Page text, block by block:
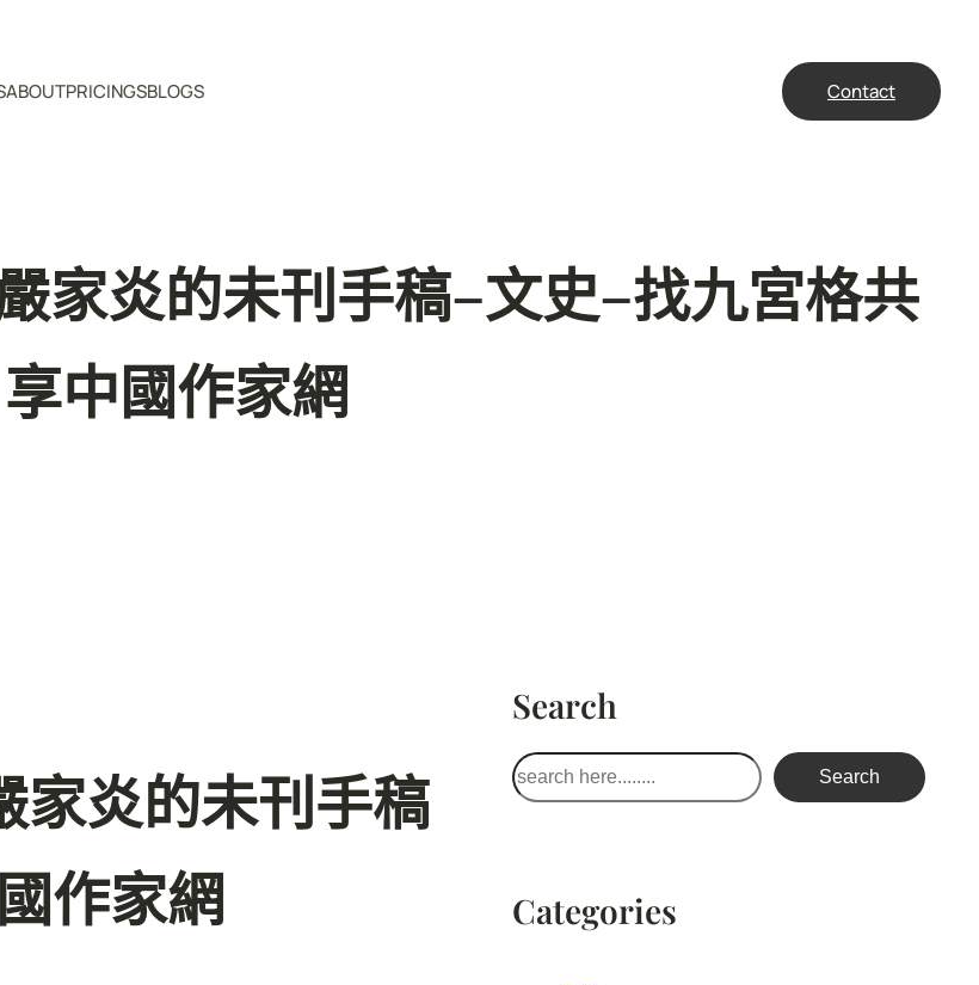
ABOUTPRICINGSBLOGS Contact
家炎的未刊手稿–文史–找九宮格共
享中國作家網
炎的未刊手稿
作家網
Search
搜
尋
Search
Categories